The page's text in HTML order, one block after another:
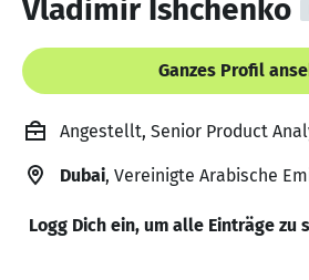
Vladimir Ishchenko
Ganzes Profil
Angestellt, Senior Product
Dubai, Vereinigte Arabische
Logg Dich ein, um alle Einträge zu